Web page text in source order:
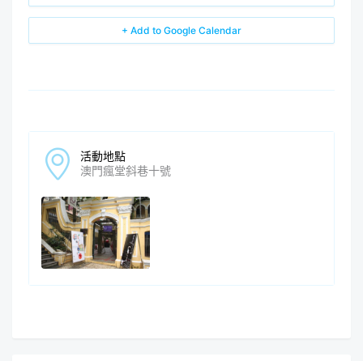
+ Add to Google Calendar
活動地點
澳門瘋堂斜巷十號